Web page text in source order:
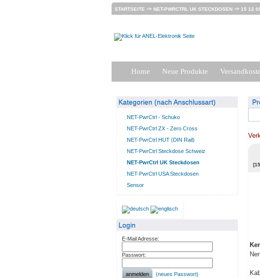
STARTSEITE ⇒ NET-PWRCTRL UK STECKDOSEN ⇒ 15 12
Home Neue Produkte
Kategorien (nach Anschlussart)
NET-PwrCtrl - Schuko
NET-PwrCtrl ZX - Zero Cross
NET-PwrCtrl HUT (DIN Rail)
NET-PwrCtrl Steckdose Schweiz
NET-PwrCtrl UK Steckdosen
NET-PwrCtrl USA Steckdosen
Sensor
Login
E-Mail Adresse:
Passwort:
anmelden (neues Passwort)